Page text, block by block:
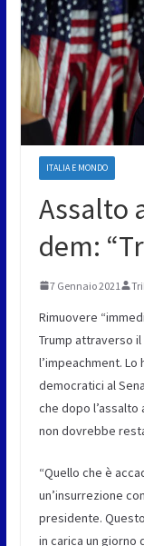
ITALIA E MONDO
Assalto
dem:
7 Gennaio 2021
Rimuovere
Trump attraverso
l’impeachment. Lo
democratici al
che dopo
non dovrebbe
“Quello che è
un’insurrezione
presidente.
in carica un giorno